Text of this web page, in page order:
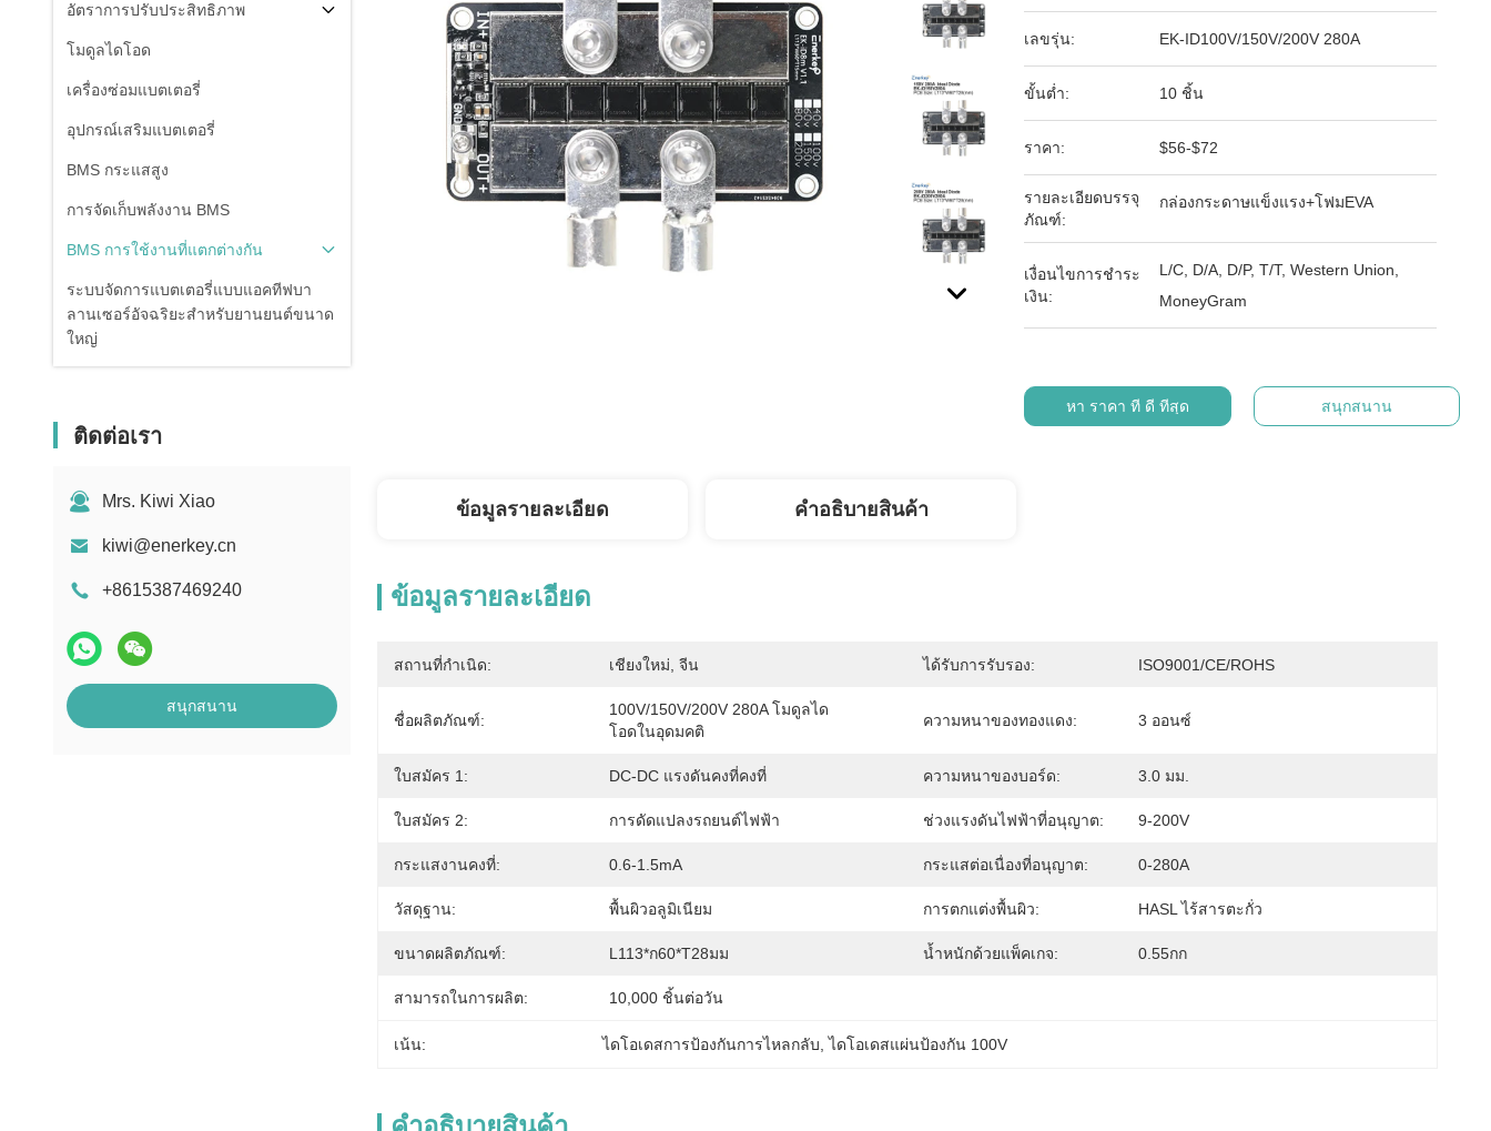
อัตราการปรับประสิทธิภาพ
โมดูลไดโอด
เครื่องซ่อมแบตเตอรี่
อุปกรณ์เสริมแบตเตอรี่
BMS กระแสสูง
การจัดเก็บพลังงาน BMS
BMS การใช้งานที่แตกต่างกัน
ระบบจัดการแบตเตอรี่แบบแอคทีฟบา
ลานเซอร์อัจฉริยะสำหรับยานยนต์ขนาด
ใหญ่
ติดต่อเรา
Mrs. Kiwi Xiao
kiwi@enerkey.cn
+8615387469240
สนุกสนาน
เลขรุ่น: EK-ID100V/150V/200V 280A
ขั้นต่ำ: 10 ชิ้น
ราคา: $56-$72
รายละเอียดบรรจุ
ภัณฑ์:
กล่องกระดาษแข็งแรง+โฟมEVA
เงื่อนไขการชำระ
เงิน:
L/C, D/A, D/P, T/T, Western Union,
MoneyGram
หา ราคา ที่ ดี ที่สุด สนุกสนาน
ข้อมูลรายละเอียด คําอธิบายสินค้า
ข้อมูลรายละเอียด
สถานที่กำเนิด: เชียงใหม่, จีน ได้รับการรับรอง: ISO9001/CE/ROHS
ชื่อผลิตภัณฑ์:
100V/150V/200V 280A โมดูลได
โอดในอุดมคติ
ความหนาของทองแดง: 3 ออนซ์
ใบสมัคร 1: DC-DC แรงดันคงที่คงที่ ความหนาของบอร์ด: 3.0 มม.
ใบสมัคร 2: การดัดแปลงรถยนต์ไฟฟ้า ช่วงแรงดันไฟฟ้าที่อนุญาต: 9-200V
กระแสงานคงที่: 0.6-1.5mA กระแสต่อเนื่องที่อนุญาต: 0-280A
วัสดุฐาน: พื้นผิวอลูมิเนียม การตกแต่งพื้นผิว: HASL ไร้สารตะกั่ว
ขนาดผลิตภัณฑ์: L113*ก60*T28มม น้ำหนักด้วยแพ็คเกจ: 0.55กก
สามารถในการผลิต: 10,000 ชิ้นต่อวัน
เน้น: ไดโอเดสการป้องกันการไหลกลับ , ไดโอเดสแผ่นป้องกัน 100V